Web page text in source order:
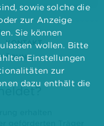
KONTAKT
geförderten Träger
sowie solche die
zur Anzeige
Sie können
wollen. Bitte
Einstellungen
zur
dazu enthält die